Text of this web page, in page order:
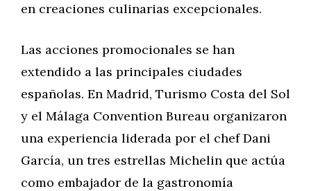
en creaciones culinarias excepcionales.
Las acciones promocionales se han
extendido a las principales ciudades
españolas. En Madrid, Turismo Costa del Sol
y el Málaga Convention Bureau organizaron
una experiencia liderada por el chef Dani
García, un tres estrellas Michelin que actúa
como embajador de la gastronomía